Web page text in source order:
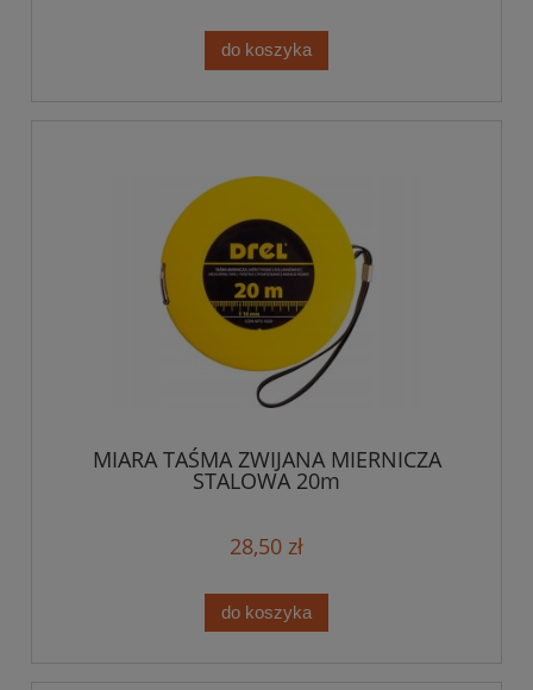
do koszyka
MIARA TAŚMA ZWIJANA MIERNICZA
STALOWA 20m
28,50 zł
do koszyka